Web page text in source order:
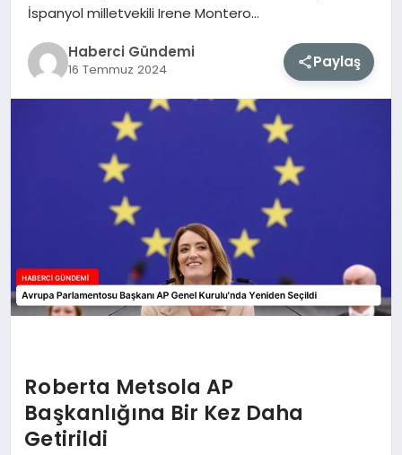
İspanyol milletvekili Irene Montero…
Haberci Gündemi
16 Temmuz 2024 Paylaş
Roberta Metsola AP
Başkanlığına Bir Kez Daha
Getirildi